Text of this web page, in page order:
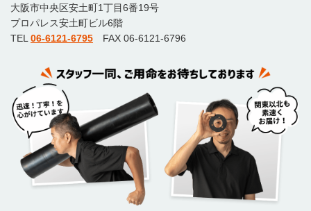
大阪市中央区安土町1丁目6番19号
プロパレス安土町ビル6階
TEL 06-6121-6795 FAX 06-6121-6796